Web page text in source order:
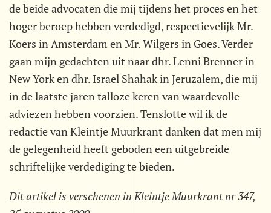
de beide advocaten die mij tijdens het proces en het
hoger beroep hebben verdedigd, respectievelijk Mr.
Koers in Amsterdam en Mr. Wilgers in Goes. Verder
gaan mijn gedachten uit naar dhr. Lenni Brenner in
New York en dhr. Israel Shahak in Jeruzalem, die mij
in de laatste jaren talloze keren van waardevolle
adviezen hebben voorzien. Tenslotte wil ik de
redactie van Kleintje Muurkrant danken dat men mij
de gelegenheid heeft geboden een uitgebreide
schriftelijke verdediging te bieden.
Dit artikel is verschenen in Kleintje Muurkrant nr 347,